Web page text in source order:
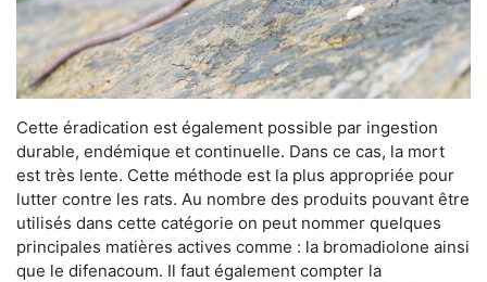
Cette éradication est également possible par ingestion
durable, endémique et continuelle. Dans ce cas, la mort
est très lente. Cette méthode est la plus appropriée pour
lutter contre les rats. Au nombre des produits pouvant être
utilisés dans cette catégorie on peut nommer quelques
principales matières actives comme : la bromadiolone ainsi
que le difenacoum. Il faut également compter la